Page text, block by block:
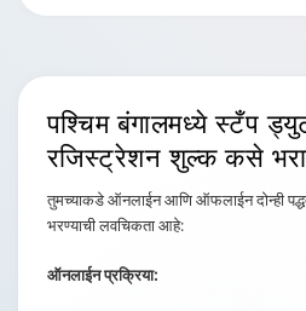
पश्चिम बंगालमध्ये स्टँप
रजिस्ट्रेशन शुल्क कसे
तुमच्याकडे ऑनलाईन आणि ऑफलाईन दोन्ही
भरण्याची लवचिकता आहे:
ऑनलाईन प्रक्रिया: